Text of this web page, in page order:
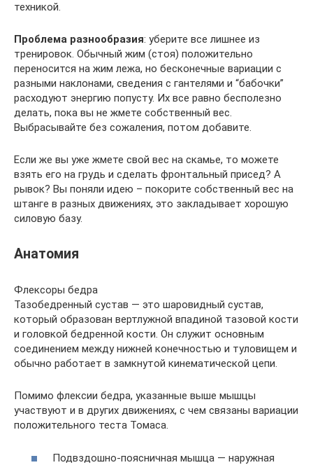
техникой.
Проблема разнообразия: уберите все лишнее из
тренировок. Обычный жим (стоя) положительно
переносится на жим лежа, но бесконечные вариации с
разными наклонами, сведения с гантелями и “бабочки”
расходуют энергию попусту. Их все равно бесполезно
делать, пока вы не жмете собственный вес.
Выбрасывайте без сожаления, потом добавите.
Если же вы уже жмете свой вес на скамье, то можете
взять его на грудь и сделать фронтальный присед? А
рывок? Вы поняли идею – покорите собственный вес на
штанге в разных движениях, это закладывает хорошую
силовую базу.
Анатомия
Флексоры бедра
Тазобедренный сустав — это шаровидный сустав,
который образован вертлужной впадиной тазовой кости
и головкой бедренной кости. Он служит основным
соединением между нижней конечностью и туловищем и
обычно работает в замкнутой кинематической цепи.
Помимо флексии бедра, указанные выше мышцы
участвуют и в других движениях, с чем связаны вариации
положительного теста Томаса.
Подвздошно-поясничная мышца — наружная